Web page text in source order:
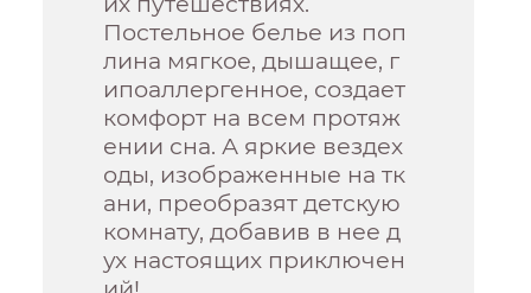
Постельное белье из поп
лина мягкое, дышащее, г
ипоаллергенное, создает
комфорт на всем протяж
ении сна. А яркие вездех
оды, изображенные на тк
ани, преобразят детскую
комнату, добавив в нее д
ух настоящих приключен